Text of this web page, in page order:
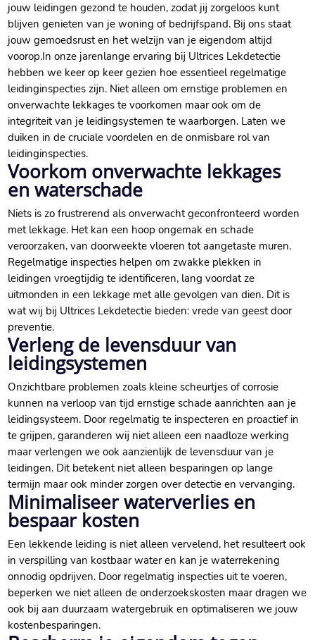
jouw leidingen gezond te houden, zodat jij zorgeloos kunt
blijven genieten van je woning of bedrijfspand.​ Bij ons staat
jouw gemoedsrust en het welzijn van je eigendom altijd
voorop.​ In onze jarenlange ervaring bij Ultrices Lekdetectie
hebben we keer op keer gezien hoe essentieel regelmatige
leidinginspecties zijn.​ Niet alleen om ernstige problemen en
onverwachte lekkages te voorkomen maar ook om de
integriteit van je leidingsystemen te waarborgen.​ Laten we
duiken in de cruciale voordelen en de onmisbare rol van
leidinginspecties.​
Voorkom onverwachte lekkages
en waterschade
Niets is zo frustrerend als onverwacht geconfronteerd worden
met lekkage.​ Het kan een hoop ongemak en schade
veroorzaken, van doorweekte vloeren tot aangetaste muren.​
Regelmatige inspecties helpen om zwakke plekken in
leidingen vroegtijdig te identificeren, lang voordat ze
uitmonden in een lekkage met alle gevolgen van dien.​ Dit is
wat wij bij Ultrices Lekdetectie bieden: vrede van geest door
preventie.​
Verleng de levensduur van
leidingsystemen
Onzichtbare problemen zoals kleine scheurtjes of corrosie
kunnen na verloop van tijd ernstige schade aanrichten aan je
leidingsysteem.​ Door regelmatig te inspecteren en proactief in
te grijpen, garanderen wij niet alleen een naadloze werking
maar verlengen we ook aanzienlijk de levensduur van je
leidingen.​ Dit betekent niet alleen besparingen op lange
termijn maar ook minder zorgen over detectie en vervanging.​
Minimaliseer waterverlies en
bespaar kosten
Een lekkende leiding is niet alleen vervelend, het resulteert ook
in verspilling van kostbaar water en kan je waterrekening
onnodig opdrijven.​ Door regelmatig inspecties uit te voeren,
beperken we niet alleen de onderzoekskosten maar dragen we
ook bij aan duurzaam watergebruik en optimaliseren we jouw
kostenbesparingen.​